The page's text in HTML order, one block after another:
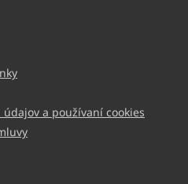
a používaní cookies